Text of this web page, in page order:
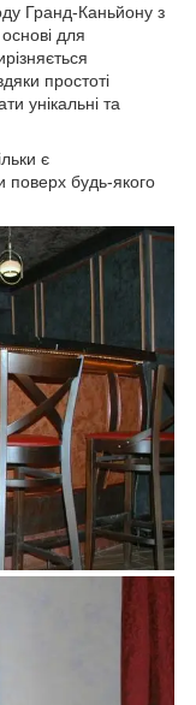
Гранд-Каньйону з
для
простоті
унікальні та
є
поверх будь-якого